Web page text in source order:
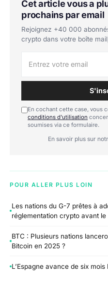
Cet article vous a
prochains par email
Rejoignez +40 000
crypto dans votre boîte
En cochant cette case, vous
conditions d'utilisation
soumises via ce formulaire.
En savoir plus sur
POUR ALLER PLUS LOIN
Les nations du G-7 prêtes à
réglementation crypto avant
BTC : Plusieurs nations
Bitcoin en 2025 ?
L’Espagne avance de six